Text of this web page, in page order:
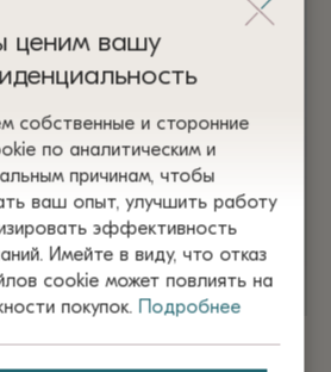
С КАРМАНАМИ 5005
ценим вашу
собственные и сторонние
по аналитическим и
причинам, чтобы
ваш опыт, улучшить работу
эффективность
Имейте в виду, что отказ
сооkіе может повлиять на
покупок. Подробнее